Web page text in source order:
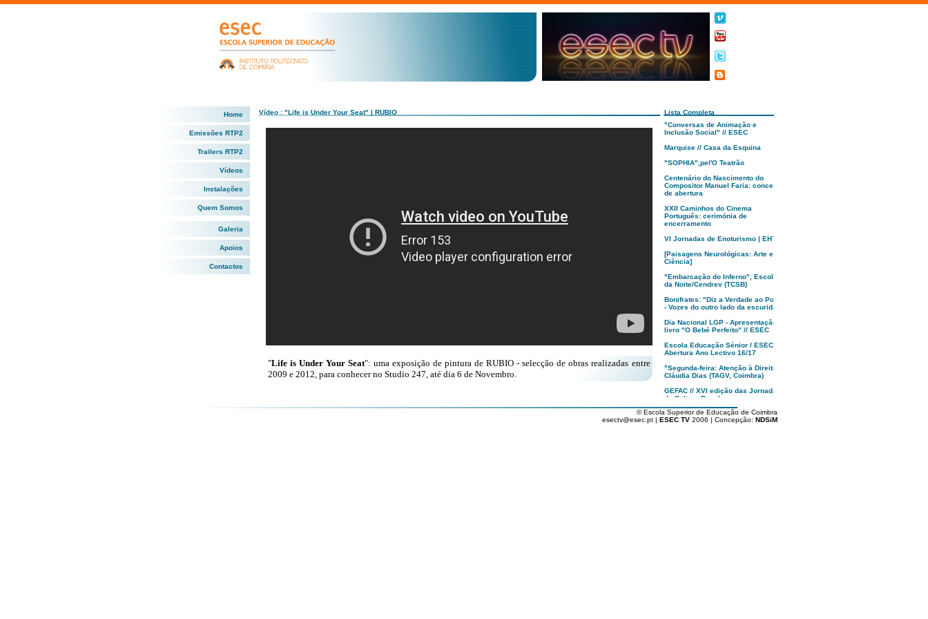
Home
Emissões RTP2
Trailers RTP2
Vídeos
Instalações
Quem Somos
Galeria
Apoios
Contactos
Vídeo : "Life is Under Your Seat" | RUBIO Lista Completa
"Life is Under Your Seat": uma exposição de pintura de RUBIO - selecção de obras realizadas entre
2009 e 2012, para conhecer no Studio 247, até dia 6 de Novembro.
"Conversas de Animação e
Inclusão Social" // ESEC
Marquise // Casa da Esquina
"SOPHIA",pel'O Teatrão
Centenário do Nascimento do
Compositor Manuel Faria: concerto
de abertura
XXII Caminhos do Cinema
Português: cerimónia de
encerramento
VI Jornadas de Enoturismo | EHTC
[Paisagens Neurológicas: Arte e
Ciência]
"Embarcação do Inferno", Escola
da Noite/Cendrev (TCSB)
Bonifrates: "Diz a Verdade ao Poder
- Vozes do outro lado da escuridão"
Dia Nacional LGP - Apresentação
livro "O Bebé Perfeito" // ESEC
Escola Educação Sénior / ESEC -
Abertura Ano Lectivo 16/17
"Segunda-feira: Atenção à Direita!",
Cláudia Dias (TAGV, Coimbra)
GEFAC // XVI edição das Jornadas
de Cultura Popular
MUSEU, Francisco Tropa | anozero:
bienal de arte contemporânea de
© Escola Superior de Educação de Coimbra
esectv@esec.pt | ESEC TV 2006 | Concepção: NDSiM